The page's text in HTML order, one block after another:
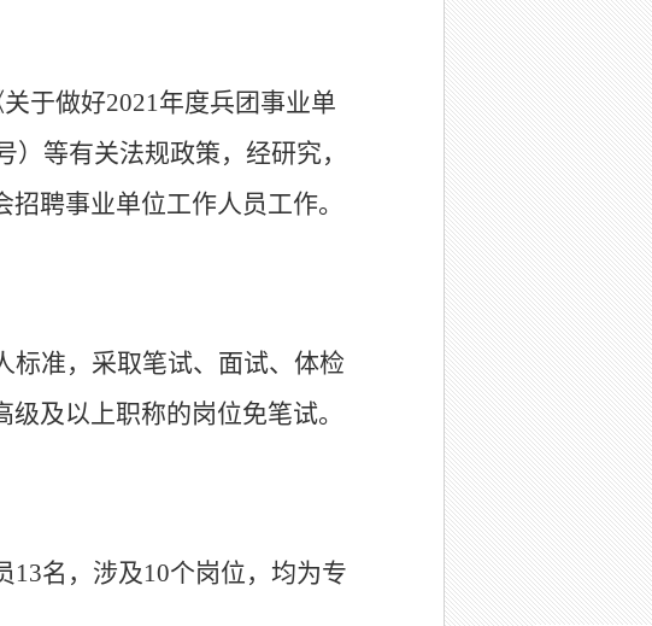
关于做好2021年度兵团事业单
等有关法规政策，经研究，
聘事业单位工作人员工作。
标准，采取笔试、面试、体检
及以上职称的岗位免笔试。
13名，涉及10个岗位，均为专